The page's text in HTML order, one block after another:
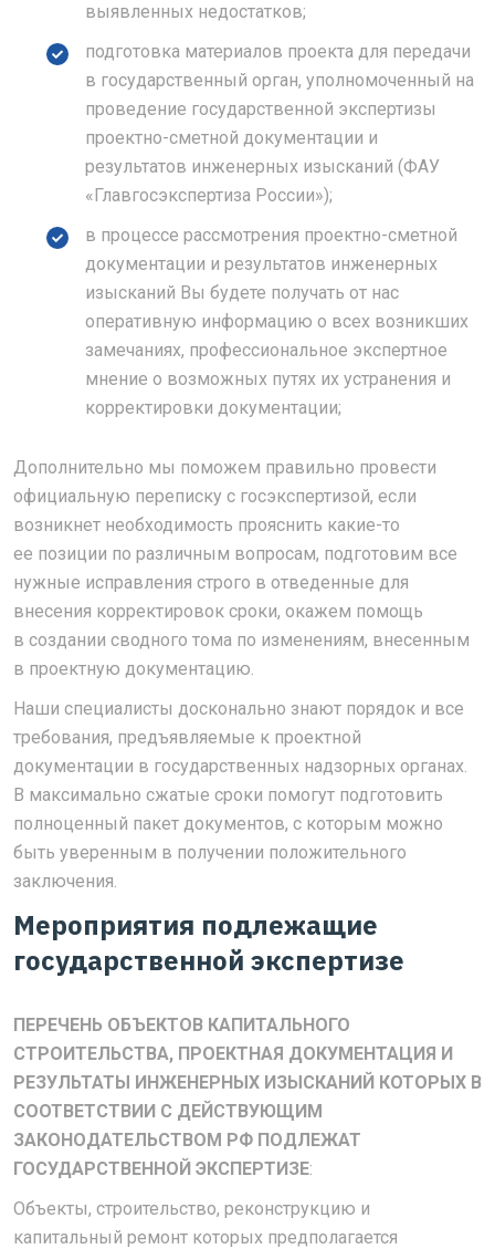
выявленных недостатков;
подготовка материалов проекта для передачи
в государственный орган, уполномоченный на
проведение государственной экспертизы
проектно-сметной документации и
результатов инженерных изысканий (ФАУ
«Главгосэкспертиза России»);
в процессе рассмотрения проектно-сметной
документации и результатов инженерных
изысканий Вы будете получать от нас
оперативную информацию о всех возникших
замечаниях, профессиональное экспертное
мнение о возможных путях их устранения и
корректировки документации;
Дополнительно мы поможем правильно провести
официальную переписку с госэкспертизой, если
возникнет необходимость прояснить какие-то
ее позиции по различным вопросам, подготовим все
нужные исправления строго в отведенные для
внесения корректировок сроки, окажем помощь
в создании сводного тома по изменениям, внесенным
в проектную документацию.
Наши специалисты досконально знают порядок и все
требования, предъявляемые к проектной
документации в государственных надзорных органах.
В максимально сжатые сроки помогут подготовить
полноценный пакет документов, с которым можно
быть уверенным в получении положительного
заключения.
Мероприятия подлежащие
государственной экспертизе
ПЕРЕЧЕНЬ ОБЪЕКТОВ КАПИТАЛЬНОГО
СТРОИТЕЛЬСТВА, ПРОЕКТНАЯ ДОКУМЕНТАЦИЯ И
РЕЗУЛЬТАТЫ ИНЖЕНЕРНЫХ ИЗЫСКАНИЙ КОТОРЫХ В
СООТВЕТСТВИИ С ДЕЙСТВУЮЩИМ
ЗАКОНОДАТЕЛЬСТВОМ РФ ПОДЛЕЖАТ
ГОСУДАРСТВЕННОЙ ЭКСПЕРТИЗЕ:
Объекты, строительство, реконструкцию и
капитальный ремонт которых предполагается